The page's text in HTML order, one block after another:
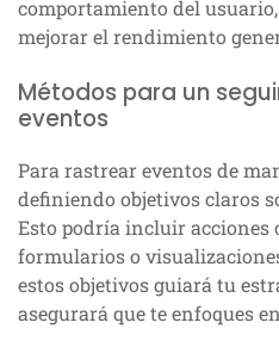
comportamiento del
mejorar el rendimiento
Métodos para un
eventos
Para rastrear eventos de
definiendo objetivos claros
Esto podría incluir acciones
formularios o
estos objetivos guiará tu
asegurará que te enfoques